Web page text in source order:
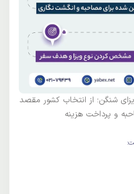
شنگن؛ از انتخاب کشور مقصد
و پرداخت هزینه